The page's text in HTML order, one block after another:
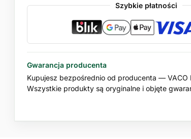
Szybkie płatności
Gwarancja producenta
Kupujesz bezpośrednio od producenta — VACO
Wszystkie produkty są oryginalne i objęte